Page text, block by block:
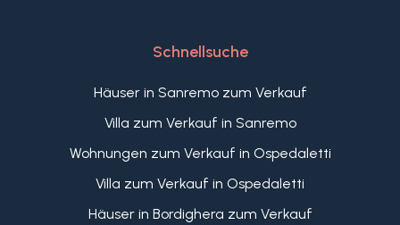
Schnellsuche
Häuser in Sanremo zum Verkauf
Villa zum Verkauf in Sanremo
Wohnungen zum Verkauf in Ospedaletti
Villa zum Verkauf in Ospedaletti
Häuser in Bordighera zum Verkauf